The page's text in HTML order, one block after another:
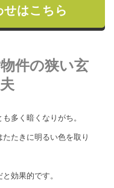
はこちら
件の狭い玄
多く暗くなりがち。
たきに明るい色を取り
効果的です。